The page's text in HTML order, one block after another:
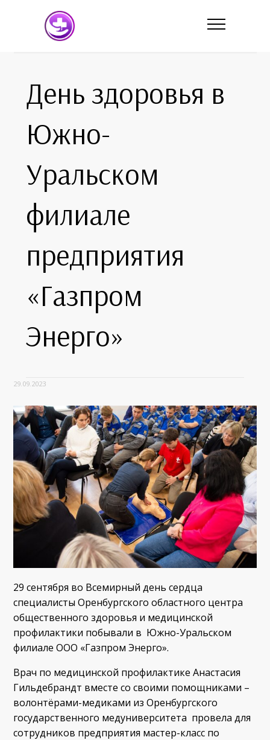
День здоровья в
Южно-
Уральском
филиале
предприятия
«Газпром
Энерго»
29.09.2023
29 сентября во Всемирный день сердца
специалисты Оренбургского областного центра
общественного здоровья и медицинской
профилактики побывали в Южно-Уральском
филиале ООО «Газпром Энерго».
Врач по медицинской профилактике Анастасия
Гильдебрандт вместе со своими помощниками –
волонтёрами-медиками из Оренбургского
государственного медуниверситета провела для
сотрудников предприятия мастер-класс по